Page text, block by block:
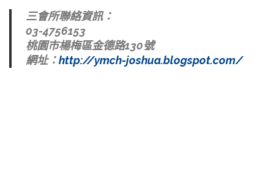
三會所聯絡資訊：
03-4756153
桃園市楊梅區金德路130號
網址：http://ymch-joshua.blogspot.com/